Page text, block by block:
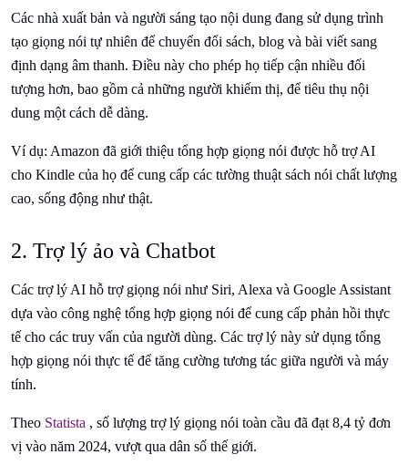
Các nhà xuất bản và người sáng tạo nội dung đang sử dụng trình
tạo giọng nói tự nhiên để chuyển đổi sách, blog và bài viết sang
định dạng âm thanh. Điều này cho phép họ tiếp cận nhiều đối
tượng hơn, bao gồm cả những người khiếm thị, để tiêu thụ nội
dung một cách dễ dàng.
Ví dụ: Amazon đã giới thiệu tổng hợp giọng nói được hỗ trợ AI
cho Kindle của họ để cung cấp các tường thuật sách nói chất lượng
cao, sống động như thật.
2. Trợ lý ảo và Chatbot
Các trợ lý AI hỗ trợ giọng nói như Siri, Alexa và Google Assistant
dựa vào công nghệ tổng hợp giọng nói để cung cấp phản hồi thực
tế cho các truy vấn của người dùng. Các trợ lý này sử dụng tổng
hợp giọng nói thực tế để tăng cường tương tác giữa người và máy
tính.
Theo Statista , số lượng trợ lý giọng nói toàn cầu đã đạt 8,4 tỷ đơn
vị vào năm 2024, vượt qua dân số thế giới.